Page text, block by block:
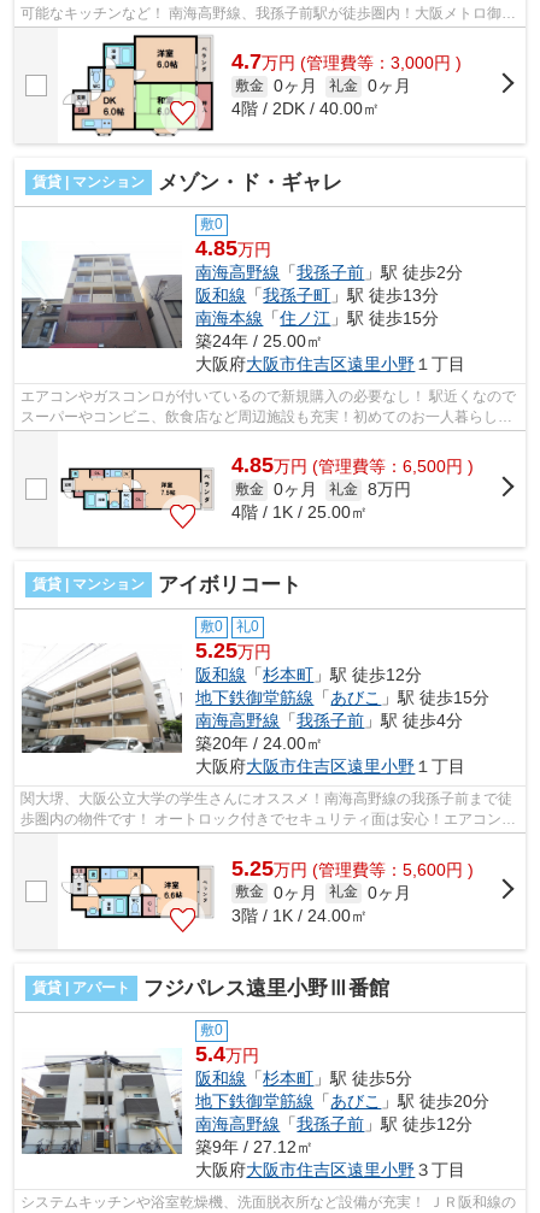
可能なキッチンなど！ 南海高野線、我孫子前駅が徒歩圏内！大阪メトロ御堂
筋線も利用可能、遠里小野小学校区の...
4.7万円 (管理費等：3,000円 )
敷金 0ヶ月 礼金 0ヶ月
4階 / 2DK / 40.00㎡
賃貸 | マンション メゾン・ド・ギャレ
敷0
4.85万円
南海高野線 「我孫子前 」駅 徒歩2分
阪和線 「我孫子町 」駅 徒歩13分
南海本線 「住ノ江 」駅 徒歩15分
築24年 / 25.00㎡
大阪府大阪市住吉区遠里小野 １丁目
エアコンやガスコンロが付いているので新規購入の必要なし！ 駅近くなので
スーパーやコンビニ、飲食店など周辺施設も充実！初めてのお一人暮らしに
オススメです！ ■□■□■□■□■□■□■□■□■...
4.85万円 (管理費等：6,500円 )
敷金 0ヶ月 礼金 8万円
4階 / 1K / 25.00㎡
賃貸 | マンション アイボリコート
敷0 礼0
5.25万円
阪和線 「杉本町 」駅 徒歩12分
地下鉄御堂筋線 「あびこ 」駅 徒歩15分
南海高野線 「我孫子前 」駅 徒歩4分
築20年 / 24.00㎡
大阪府大阪市住吉区遠里小野１丁目
関大堺、大阪公立大学の学生さんにオススメ！南海高野線の我孫子前まで徒
歩圏内の物件です！ オートロック付きでセキュリティ面は安心！エアコン、
5.25万円 (管理費等：5,600円 )
敷金 0ヶ月 礼金 0ヶ月
3階 / 1K / 24.00㎡
賃貸 | アパート フジパレス遠里小野Ⅲ番館
敷0
5.4万円
阪和線 「杉本町 」駅 徒歩5分
地下鉄御堂筋線 「あびこ 」駅 徒歩20分
南海高野線 「我孫子前 」駅 徒歩12分
築9年 / 27.12㎡
大阪府大阪市住吉区遠里小野３丁目
システムキッチンや浴室乾燥機、洗面脱衣所など設備が充実！ ＪＲ阪和線の